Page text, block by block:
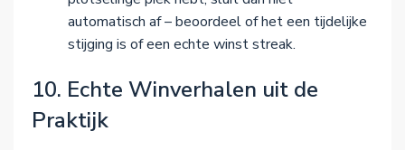
automatisch af – beoordeel of het een tijdelijke
stijging is of een echte winst streak.
10. Echte Winverhalen uit de
Praktijk